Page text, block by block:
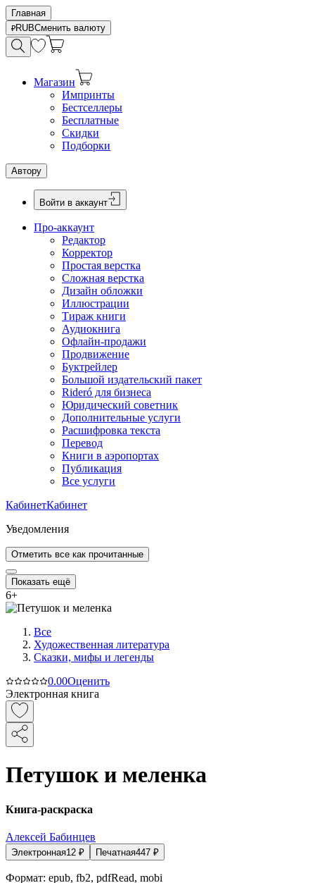
Главная
RUBСменить валюту
Магазин
Импринты
Бестселлеры
Бесплатные
Скидки
Подборки
Автору
Войти в аккаунт
Про-аккаунт
Редактор
Корректор
Простая верстка
Сложная верстка
Дизайн обложки
Иллюстрации
Тираж книги
Аудиокнига
Офлайн-продажи
Продвижение
Буктрейлер
Большой издательский пакет
Rideró для бизнеса
Юридический советник
Дополнительные услуги
Расшифровка текста
Перевод
Книги в аэропортах
Публикация
Все услуги
КабинетКабинет
Уведомления
Отметить все как прочитанные
Показать ещё
6+
Все
Художественная литература
Сказки, мифы и легенды
0.00Оценить
Электронная книга
Петушок и меленка
Книга-раскраска
Алексей Бабинцев
Электронная12 ₽ Печатная447 ₽
Формат: epub, fb2, pdfRead, mobi